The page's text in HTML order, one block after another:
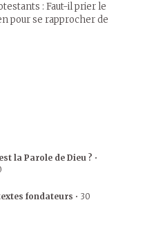
: Faut-il prier le
pour se rapprocher de
la Parole de Dieu ? •
fondateurs • 30